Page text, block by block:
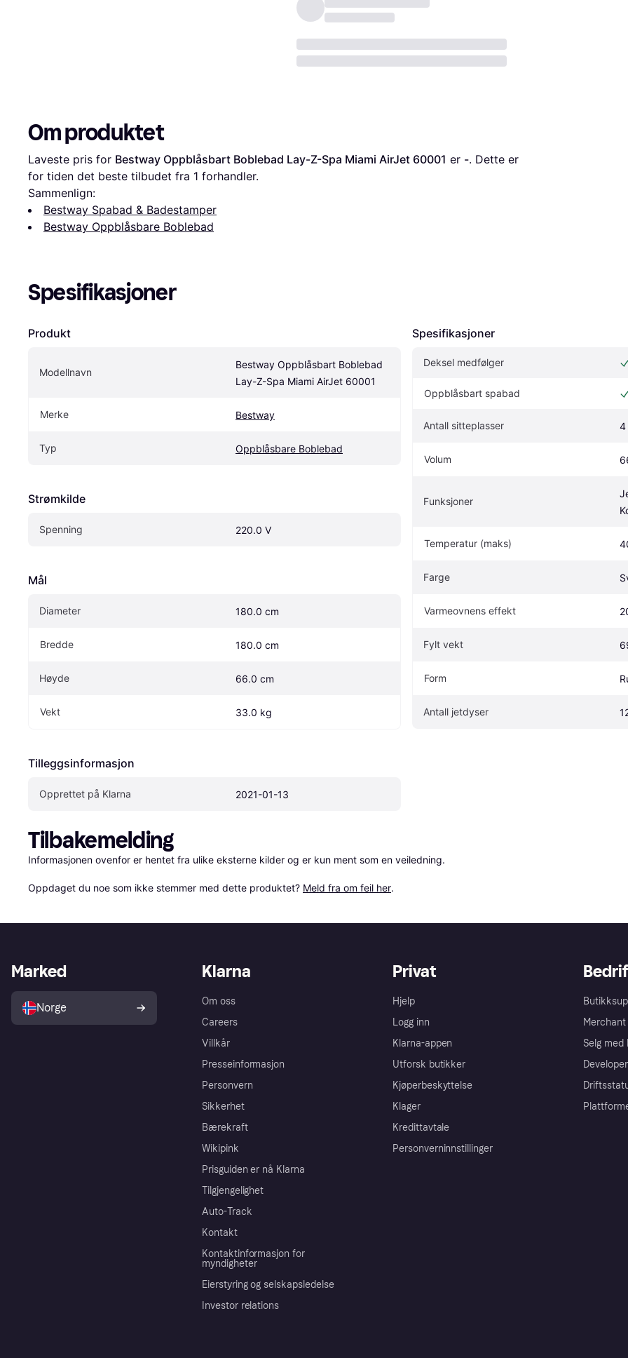
Om produktet
Laveste pris for Bestway Oppblåsbart Boblebad Lay-Z-Spa Miami AirJet 60001 er -. Dette er
for tiden det beste tilbudet fra 1 forhandler.
Sammenlign:
Bestway Spabad & Badestamper
Bestway Oppblåsbare Boblebad
Spesifikasjoner
Produkt
Modellnavn
Bestway Oppblåsbart Boblebad
Lay-Z-Spa Miami AirJet 60001
Merke Bestway
Typ Oppblåsbare Boblebad
Strømkilde
Spenning 220.0 V
Mål
Diameter 180.0 cm
Bredde 180.0 cm
Høyde 66.0 cm
Vekt 33.0 kg
Tilleggsinformasjon
Opprettet på Klarna 2021-01-13
Spesifikasjoner
Deksel medfølger
Oppblåsbart spabad
Antall sitteplasser 4
Volum
Funksjoner
Temperatur (maks)
Farge
Varmeovnens effekt
Fylt vekt
Form
Antall jetdyser
Tilbakemelding
Informasjonen ovenfor er hentet fra ulike eksterne kilder og er kun ment som en veiledning.
Oppdaget du noe som ikke stemmer med dette produktet? Meld fra om feil her.
Klarna
Om oss
Careers
Villkår
Presseinformasjon
Personvern
Sikkerhet
Bærekraft
Wikipink
Prisguiden er nå Klarna
Tilgjengelighet
Auto-Track
Kontakt
Kontaktinformasjon for
myndigheter
Eierstyring og selskapsledelse
Investor relations
Privat
Hjelp
Logg inn
Klarna-appen
Utforsk butikker
Kjøperbeskyttelse
Klager
Kredittavtale
Personverninnstillinger
Merchant
Selg med
Marked
Norge